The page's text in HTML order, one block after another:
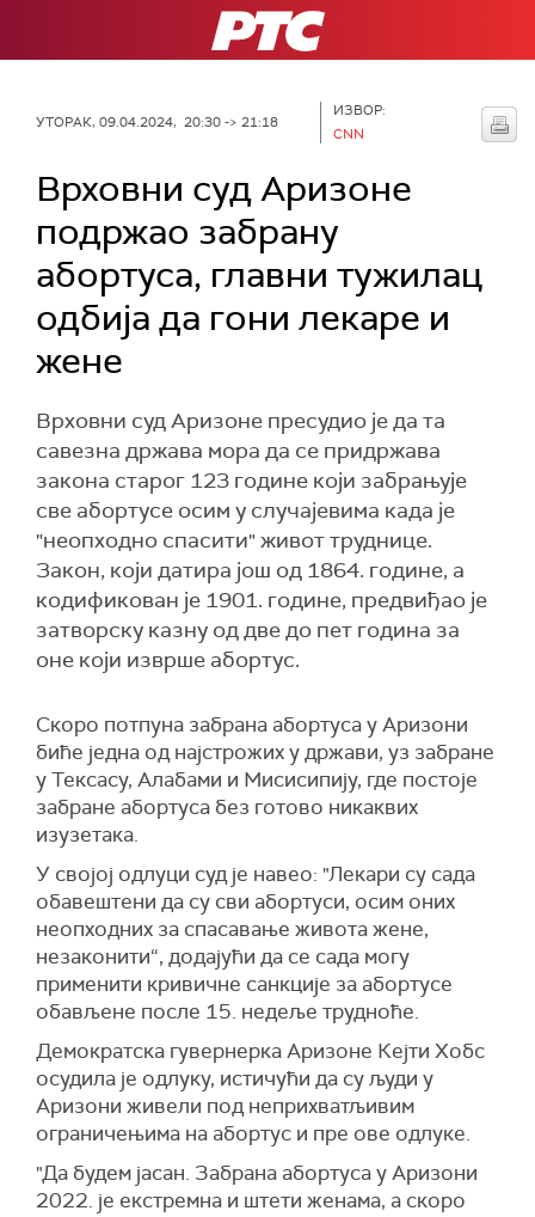
РТС
УТОРАК, 09.04.2024, 20:30 -> 21:18
ИЗВОР:
CNN
Врховни суд Аризоне
подржао забрану
абортуса, главни тужилац
одбија да гони лекаре и
жене
Врховни суд Аризоне пресудио је да та
савезна држава мора да се придржава
закона старог 123 године који забрањује
све абортусе осим у случајевима када је
"неопходно спасити" живот труднице.
Закон, који датира још од 1864. године, а
кодификован је 1901. године, предвиђао је
затворску казну од две до пет година за
оне који изврше абортус.
Скоро потпуна забрана абортуса у Аризони
биће једна од најстрожих у држави, уз забране
у Тексасу, Алабами и Мисисипију, где постоје
забране абортуса без готово никаквих
изузетака.
У својој одлуци суд је навео: "Лекари су сада
обавештени да су сви абортуси, осим оних
неопходних за спасавање живота жене,
незаконити“, додајући да се сада могу
применити кривичне санкције за абортусе
обављене после 15. недеље трудноће.
Демократска гувернерка Аризоне Кејти Хобс
осудила је одлуку, истичући да су људи у
Аризони живели под неприхватљивим
ограничењима на абортус и пре ове одлуке.
"Да будем јасан. Забрана абортуса у Аризони
2022. је екстремна и штети женама, а скоро